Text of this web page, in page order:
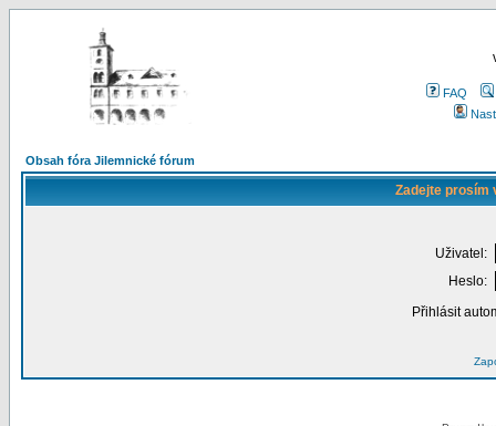
FAQ
Obsah fóra Jilemnické fórum
Zadejte prosím
Uživatel:
Heslo:
Přihlásit